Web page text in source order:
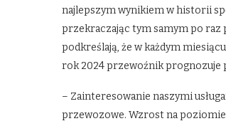
najlepszym wynikiem w historii
przekraczając tym samym po raz
podkreślają, że w każdym
rok 2024 przewoźnik prognozuje
– Zainteresowanie naszymi
przewozowe. Wzrost na